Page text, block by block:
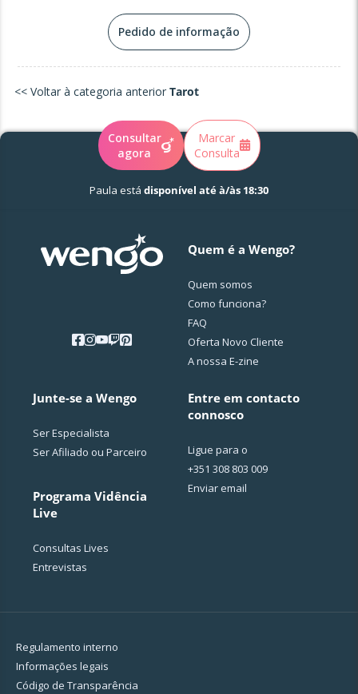
Pedido de informação
<< Voltar à categoria anterior Tarot
Consultar
agora
Marcar
Consulta
Paula está disponível até à/às 18:30
Quem é a Wengo?
Quem somos
Como funciona?
FAQ
Oferta Novo Cliente
A nossa E-zine
Junte-se a Wengo
Ser Especialista
Ser Afiliado ou Parceiro
Programa Vidência
Live
Consultas Lives
Entrevistas
Entre em contacto
connosco
Ligue para o
+351 308 803 009
Enviar email
Regulamento interno
Informações legais
Código de Transparência